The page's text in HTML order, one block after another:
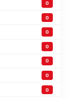
0
0
0
0
0
0
0